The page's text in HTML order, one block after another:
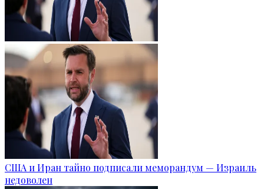
США и Иран тайно подписали меморандум — Израиль
недоволен